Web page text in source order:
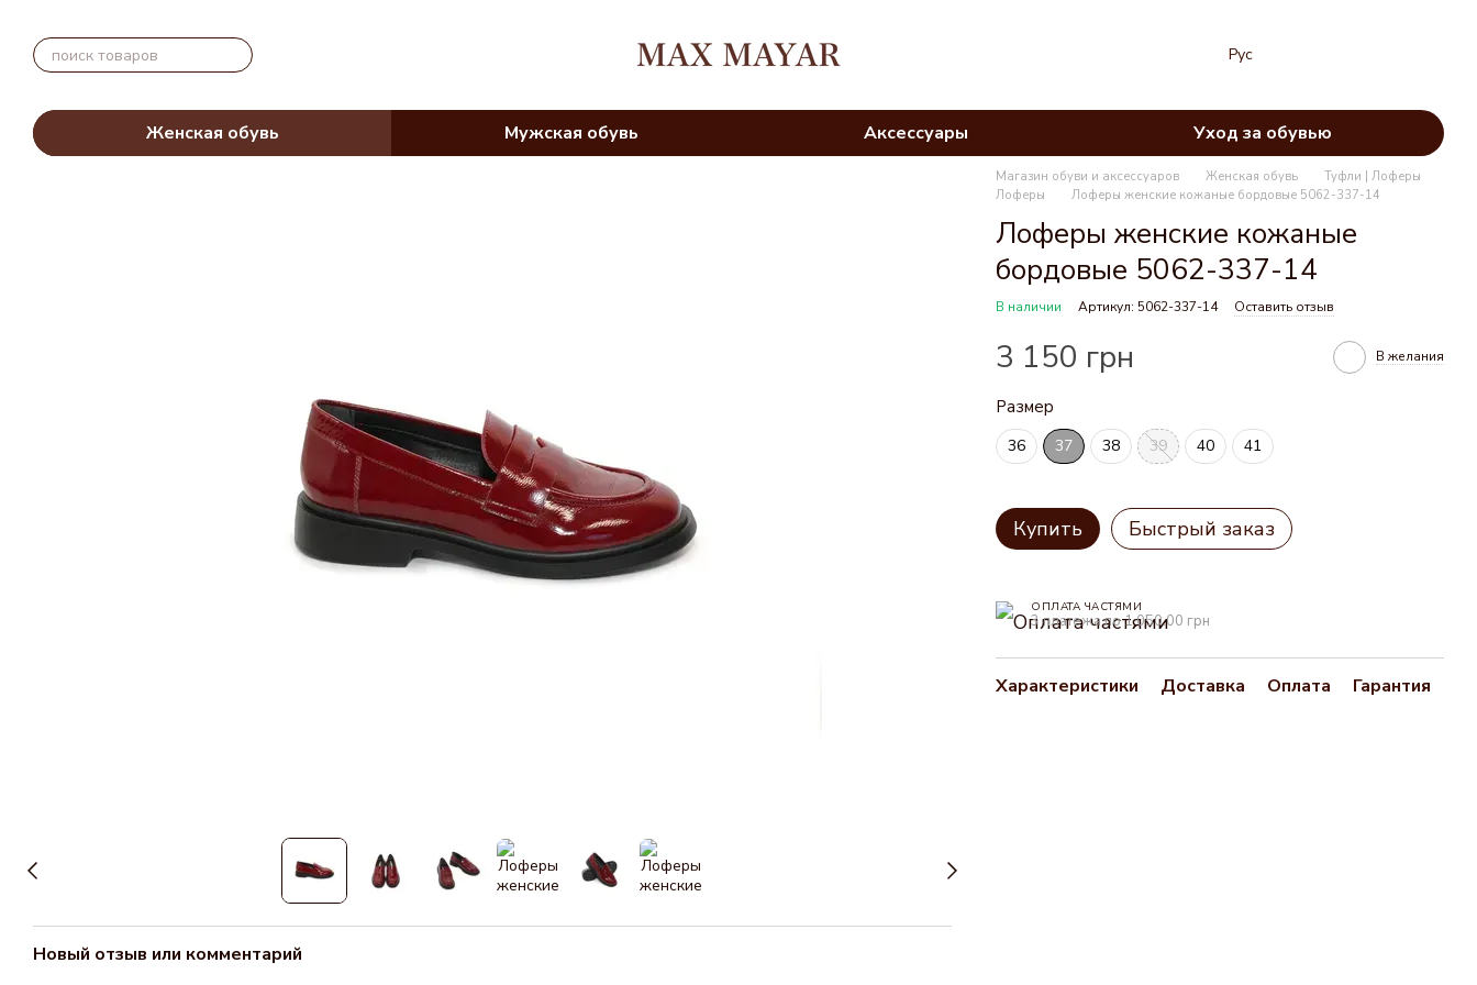
Рус
Женская обувь Мужская обувь Аксессуары Уход за обувью
Новый отзыв или комментарий
Магазин обуви и аксессуаров Женская обувь
Туфли | Лоферы
Лоферы
Лоферы женские кожаные бордовые 5062-337-14
Лоферы женские кожаные
бордовые 5062-337-14
В наличии Артикул: 5062-337-14 Оставить отзыв
3 150 грн В желания
Размер
36 37 38 39 40 41
Купить Быстрый заказ
ОПЛАТА ЧАСТЯМИ
3 платежа по 1 050.00 грн
Характеристики Доставка Оплата Гарантия